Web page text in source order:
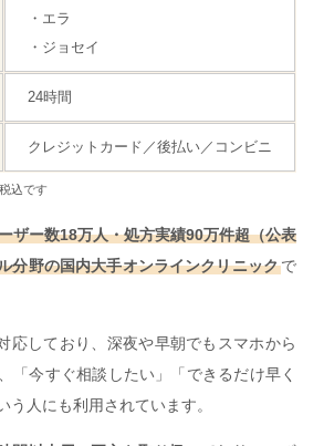
・エラ
・ジョセイ
24時間
クレジットカード／後払い／コンビニ
込です
ザー数18万人・処方実績90万件超（公表
分野の国内大手オンラインクリニックで
応しており、深夜や早朝でもスマホから
「今すぐ相談したい」「できるだけ早く
う人にも利用されています。